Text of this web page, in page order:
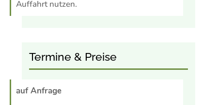
Auffahrt nutzen.
Termine & Preise
auf Anfrage